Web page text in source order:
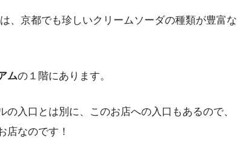
は、京都でも珍しいクリームソーダの種類が豊富な
ムの１階にあります。
入口とは別に、このお店への入口もあるので、
店なのです！